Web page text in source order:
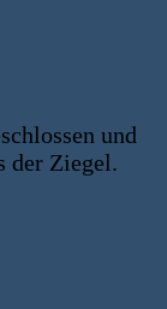
und
der Ziegel.